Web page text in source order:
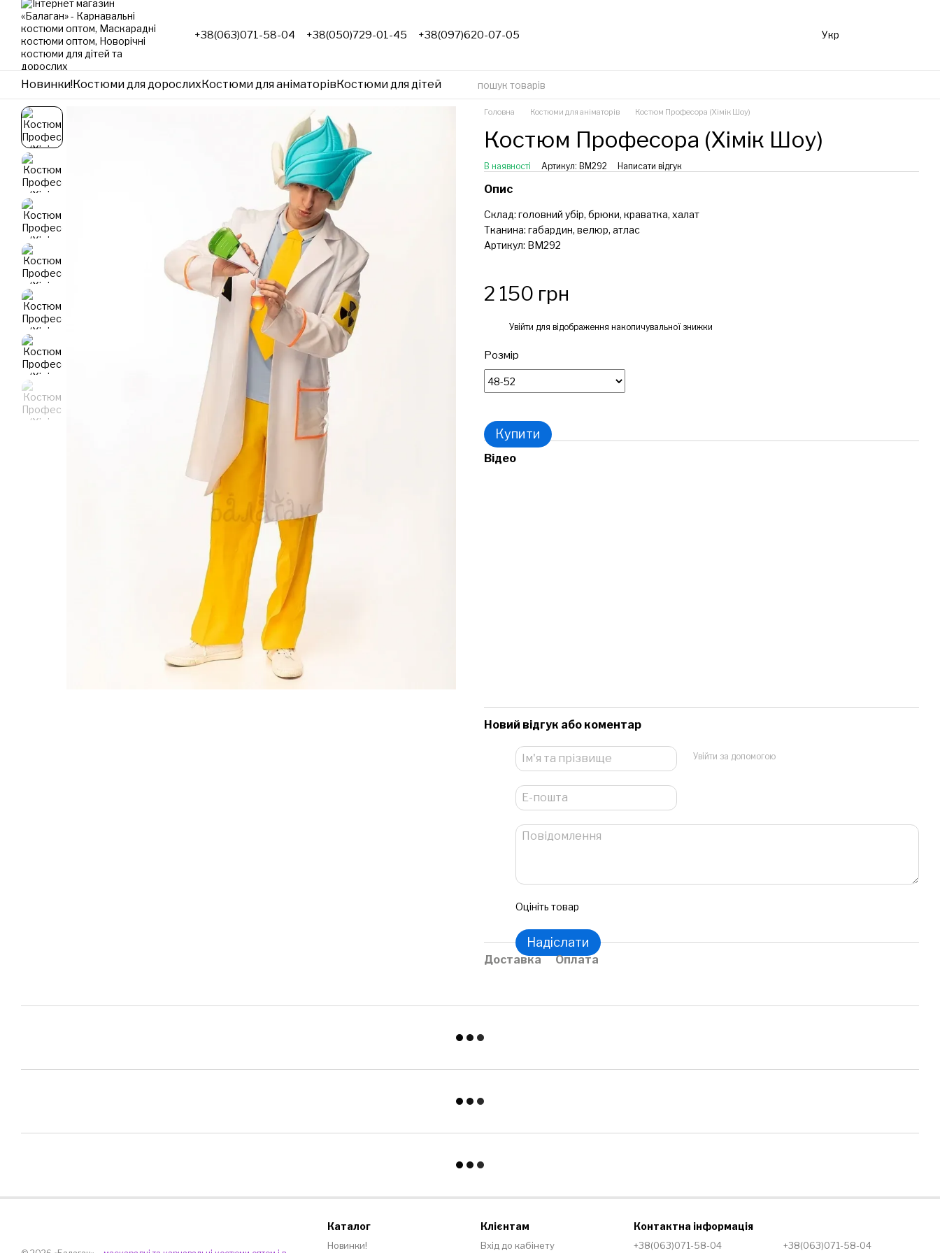
Перейти до основного контенту
+38(063)071-58-04 +38(050)729-01-45 +38(097)620-07-05 Укр
Новинки!Костюми для дорослихКостюми для аніматорівКостюми для дітей
Головна Костюми для аніматорів Костюм Професора (Хімік Шоу)
Костюм Професора (Хімік Шоу)
В наявності Артикул: ВМ292 Написати відгук
Опис
Склад: головний убір, брюки, краватка, халат
Тканина: габардин, велюр, атлас
Артикул: ВМ292
2 150 грн
Увійти для відображення накопичувальної знижки
Розмір
Купити
Відео
Новий відгук або коментар
Увійти за допомогою
Оцініть товар
Надіслати
Доставка Оплата
Каталог
Новинки!
Клієнтам
Вхід до кабінету
Контактна інформація
+38(063)071-58-04 +38(063)071-58-04